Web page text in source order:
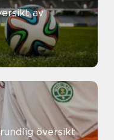
av
översikt